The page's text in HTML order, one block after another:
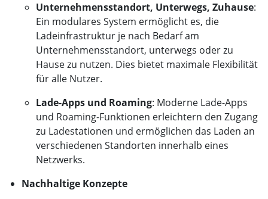
Unternehmensstandort, Unterwegs, Zuhause:
Ein modulares System ermöglicht es, die
Ladeinfrastruktur je nach Bedarf am
Unternehmensstandort, unterwegs oder zu
Hause zu nutzen. Dies bietet maximale Flexibilität
für alle Nutzer.
Lade-Apps und Roaming: Moderne Lade-Apps
und Roaming-Funktionen erleichtern den Zugang
zu Ladestationen und ermöglichen das Laden an
verschiedenen Standorten innerhalb eines
Netzwerks.
Nachhaltige Konzepte